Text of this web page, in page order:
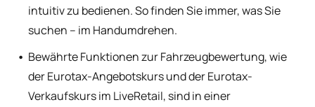
intuitiv zu bedienen. So finden Sie immer, was Sie
suchen – im Handumdrehen.
Bewährte Funktionen zur Fahrzeugbewertung, wie
der Eurotax-Angebotskurs und der Eurotax-
Verkaufskurs im LiveRetail, sind in einer